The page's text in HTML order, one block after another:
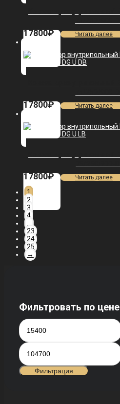
17800₽ Читать далее
17800₽ Читать далее
17800₽ Читать далее
1
2
3
4
23
24
25
→
Фильтровать по цене
Минимальная
цена
Фильтрация